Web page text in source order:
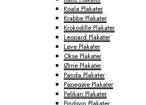
Koala Plakater
Krabbe Plakater
Krokodille Plakater
Leopard Plakater
Løve Plakater
Okse Plakater
Ørne Plakater
Panda Plakater
Papegøje Plakater
Pelikan Plakater